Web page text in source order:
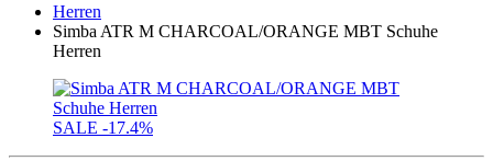
Herren
Simba ATR M CHARCOAL/ORANGE MBT Schuhe
Herren
SALE -17.4%